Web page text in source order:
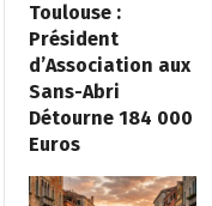
Toulouse :
Président
d’Association aux
Sans-Abri
Détourne 184 000
Euros